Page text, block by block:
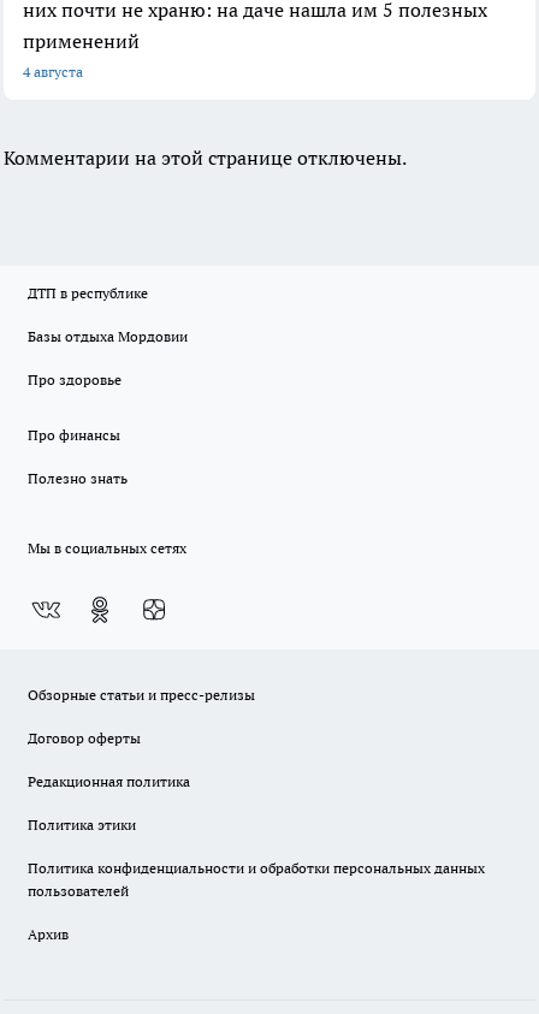
них почти не храню: на даче нашла им 5 полезных
применений
4 августа
Комментарии на этой странице отключены.
ДТП в республике
Базы отдыха Мордовии
Про здоровье
Про финансы
Полезно знать
Мы в социальных сетях
Обзорные статьи и пресс-релизы
Договор оферты
Редакционная политика
Политика этики
Политика конфиденциальности и обработки персональных данных
пользователей
Архив